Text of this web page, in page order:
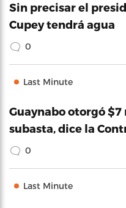
Sin precisar el
Cupey tendrá agua
0
Last Minute
Guaynabo otorgó
subasta, dice la
0
Last Minute